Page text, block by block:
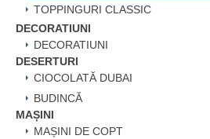
TOPPINGURI CLASSIC
DECORATIUNI
DECORATIUNI
DESERTURI
CIOCOLATĂ DUBAI
BUDINCĂ
MAȘINI
MAȘINI DE COPT